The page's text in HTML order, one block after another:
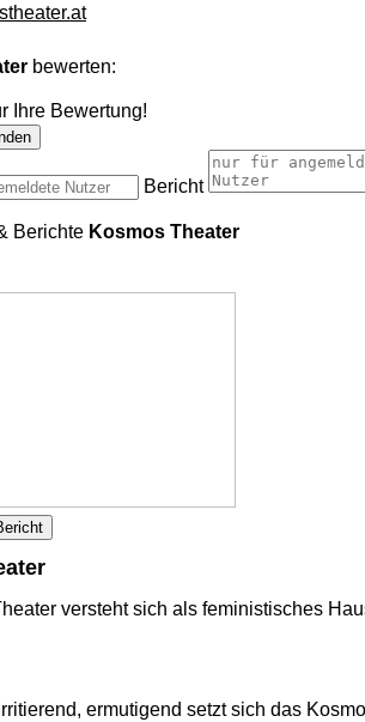
bewerten:
Ihre Bewertung!
Bericht
Berichte Kosmos Theater
versteht sich als feministisches
ermutigend setzt sich das